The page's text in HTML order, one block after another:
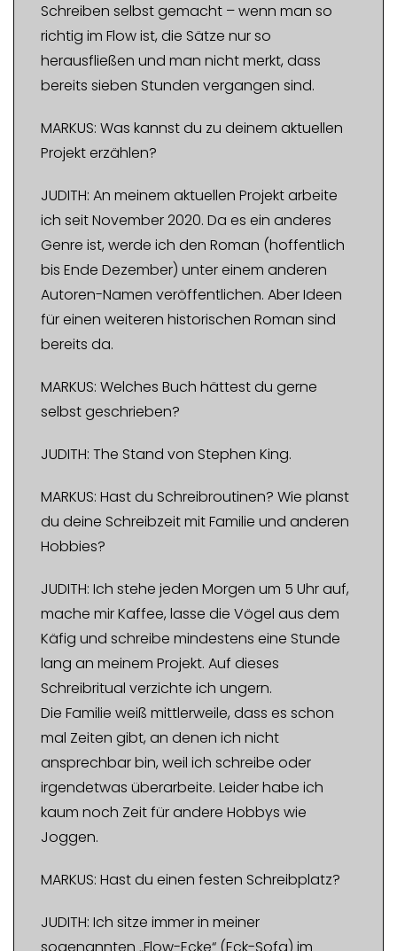
Schreiben selbst gemacht – wenn man so
richtig im Flow ist, die Sätze nur so
herausfließen und man nicht merkt, dass
bereits sieben Stunden vergangen sind.
MARKUS: Was kannst du zu deinem aktuellen
Projekt erzählen?
JUDITH: An meinem aktuellen Projekt arbeite
ich seit November 2020. Da es ein anderes
Genre ist, werde ich den Roman (hoffentlich
bis Ende Dezember) unter einem anderen
Autoren-Namen veröffentlichen. Aber Ideen
für einen weiteren historischen Roman sind
bereits da.
MARKUS: Welches Buch hättest du gerne
selbst geschrieben?
JUDITH: The Stand von Stephen King.
MARKUS: Hast du Schreibroutinen? Wie planst
du deine Schreibzeit mit Familie und anderen
Hobbies?
JUDITH: Ich stehe jeden Morgen um 5 Uhr auf,
mache mir Kaffee, lasse die Vögel aus dem
Käfig und schreibe mindestens eine Stunde
lang an meinem Projekt. Auf dieses
Schreibritual verzichte ich ungern.
Die Familie weiß mittlerweile, dass es schon
mal Zeiten gibt, an denen ich nicht
ansprechbar bin, weil ich schreibe oder
irgendetwas überarbeite. Leider habe ich
kaum noch Zeit für andere Hobbys wie
Joggen.
MARKUS: Hast du einen festen Schreibplatz?
JUDITH: Ich sitze immer in meiner